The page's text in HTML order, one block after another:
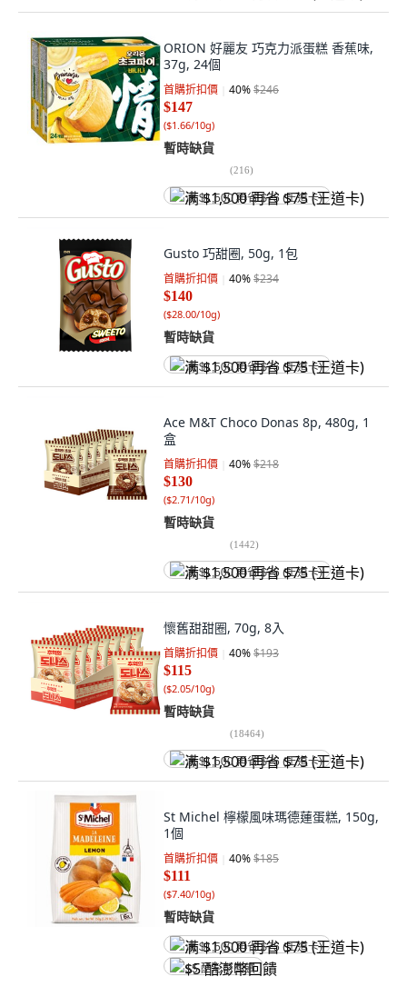
ORION 好麗友 巧克力派蛋糕 香蕉味,
37g, 24個
首購折扣價 40%$246
$147
($1.66/10g)
暫時缺貨
(216)
满 $1,500 再省 $75 (王道卡)
Gusto 巧甜圈, 50g, 1包
首購折扣價 40%$234
$140
($28.00/10g)
暫時缺貨
满 $1,500 再省 $75 (王道卡)
Ace M&T Choco Donas 8p, 480g, 1
盒
首購折扣價 40%$218
$130
($2.71/10g)
暫時缺貨
(1442)
满 $1,500 再省 $75 (王道卡)
懷舊甜甜圈, 70g, 8入
首購折扣價 40%$193
$115
($2.05/10g)
暫時缺貨
(18464)
满 $1,500 再省 $75 (王道卡)
St Michel 檸檬風味瑪德蓮蛋糕, 150g,
1個
首購折扣價 40%$185
$111
($7.40/10g)
暫時缺貨
满 $1,500 再省 $75 (王道卡)
$5 酷澎幣回饋